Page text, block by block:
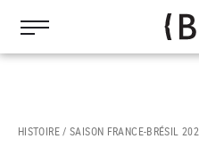
contenu
HISTOIRE / SAISON FRANCE-BRÉSIL